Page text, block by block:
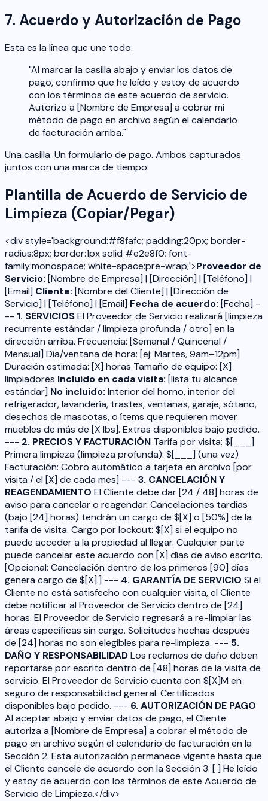
7. Acuerdo y Autorización de Pago
Esta es la línea que une todo:
"Al marcar la casilla abajo y enviar los datos de
pago, confirmo que he leído y estoy de acuerdo
con los términos de este acuerdo de servicio.
Autorizo a [Nombre de Empresa] a cobrar mi
método de pago en archivo según el calendario
de facturación arriba."
Una casilla. Un formulario de pago. Ambos capturados
juntos con una marca de tiempo.
Plantilla de Acuerdo de Servicio de
Limpieza (Copiar/Pegar)
<div style='background:#f8fafc; padding:20px; border-
radius:8px; border:1px solid #e2e8f0; font-
family:monospace; white-space:pre-wrap;'>Proveedor de
Servicio: [Nombre de Empresa] | [Dirección] | [Teléfono] |
[Email] Cliente: [Nombre del Cliente] | [Dirección de
Servicio] | [Teléfono] | [Email] Fecha de acuerdo: [Fecha] -
-- 1. SERVICIOSEl Proveedor de Servicio realizará [limpieza
recurrente estándar / limpieza profunda / otro] en la
dirección arriba. Frecuencia: [Semanal / Quincenal /
Mensual] Día/ventana de hora: [ej: Martes, 9am–12pm]
Duración estimada: [X] horas Tamaño de equipo: [X]
limpiadores Incluido en cada visita: [lista tu alcance
estándar] No incluido: Interior del horno, interior del
refrigerador, lavandería, trastes, ventanas, garaje, sótano,
desechos de mascotas, o ítems que requieren mover
muebles de más de [X lbs]. Extras disponibles bajo pedido.
--- 2. PRECIOS Y FACTURACIÓN Tarifa por visita: $[___]
Primera limpieza (limpieza profunda): $[___] (una vez)
Facturación: Cobro automático a tarjeta en archivo [por
visita / el [X] de cada mes] --- 3. CANCELACIÓN Y
REAGENDAMIENTO El Cliente debe dar [24 / 48] horas de
aviso para cancelar o reagendar. Cancelaciones tardías
(bajo [24] horas) tendrán un cargo de $[X] o [50%] de la
tarifa de visita. Cargo por lockout: $[X] si el equipo no
puede acceder a la propiedad al llegar. Cualquier parte
puede cancelar este acuerdo con [X] días de aviso escrito.
[Opcional: Cancelación dentro de los primeros [90] días
genera cargo de $[X].] --- 4. GARANTÍA DE SERVICIO Si el
Cliente no está satisfecho con cualquier visita, el Cliente
debe notificar al Proveedor de Servicio dentro de [24]
horas. El Proveedor de Servicio regresará a re-limpiar las
áreas específicas sin cargo. Solicitudes hechas después
de [24] horas no son elegibles para re-limpieza. --- 5.
DAÑO Y RESPONSABILIDADLos reclamos de daño deben
reportarse por escrito dentro de [48] horas de la visita de
servicio. El Proveedor de Servicio cuenta con $[X]M en
seguro de responsabilidad general. Certificados
disponibles bajo pedido. --- 6. AUTORIZACIÓN DE PAGO
Al aceptar abajo y enviar datos de pago, el Cliente
autoriza a [Nombre de Empresa] a cobrar el método de
pago en archivo según el calendario de facturación en la
Sección 2. Esta autorización permanece vigente hasta que
el Cliente cancele de acuerdo con la Sección 3. [ ] He leído
y estoy de acuerdo con los términos de este Acuerdo de
Servicio de Limpieza.</div>